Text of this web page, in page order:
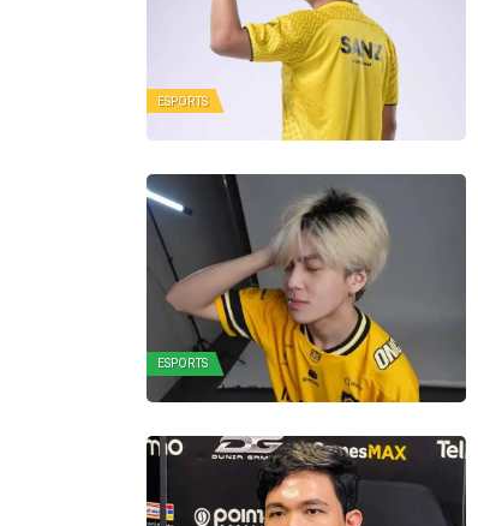
ESPORTS
ESPORTS